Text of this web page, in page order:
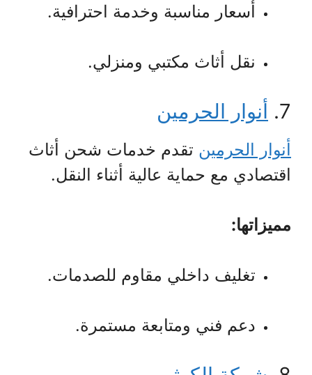
أسعار مناسبة وخدمة احترافية.
نقل أثاث مكتبي ومنزلي.
7. أنوار الحرمين
أنوار الحرمين تقدم خدمات شحن أثاث
اقتصادي مع حماية عالية أثناء النقل.
مميزاتها:
تغليف داخلي مقاوم للصدمات.
دعم فني ومتابعة مستمرة.